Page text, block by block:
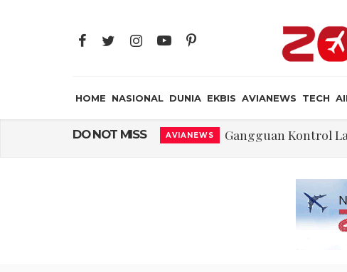
HOME NASIONAL DUNIA EKBIS AVIANEWS TECH
DO NOT MISS AVIANEWS Gangguan Kontrol
FWK: Presiden dan
Dua Pesawat
Trump Batasi Hak
Sjafrie Sjamsoeddin: